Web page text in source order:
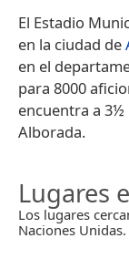
El Estadio
en la ciudad de
en el
para 8000
encuentra a 3½
Alborada.
Lugares
Los lugares
Naciones Unidas.